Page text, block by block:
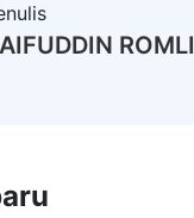
ROMLI